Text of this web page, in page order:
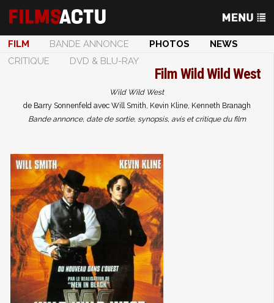
FILM BANDE ANNONCE PHOTOS
NEWS
CRITIQUE
DVD & BLU-RAY
FilmWild Wild West
Wild Wild West
de Barry Sonnenfeld avec Will Smith, Kevin Kline, Kenneth Branagh
Bande annonce, date de sortie, synopsis, avis et critique du film